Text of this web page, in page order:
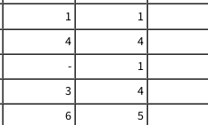
1
1
4
4
-
1
3
4
6
5